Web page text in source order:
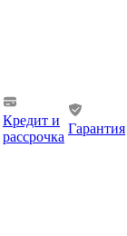
Кредит и
рассрочка
Гарантия